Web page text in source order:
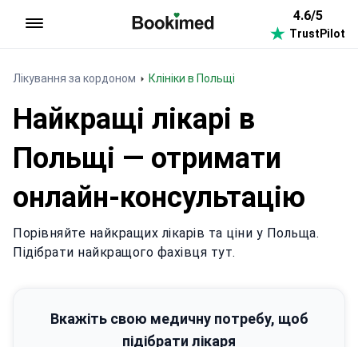
4.6/5
TrustPilot
Лікування за кордоном Клініки в Польщі
Найкращі лікарі в
Польщі — отримати
онлайн-консультацію
Порівняйте найкращих лікарів та ціни у Польща.
Підібрати найкращого фахівця тут.
Вкажіть свою медичну потребу, щоб
підібрати лікаря